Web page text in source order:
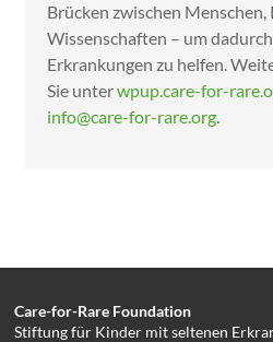
Brücken zwischen
Wissenschaften – um
Erkrankungen zu helfen.
Sie unterwpup.care-for-
info@care-for-rare.org.
Care-for-Rare Foundation
Stiftung für Kinder mit seltenen